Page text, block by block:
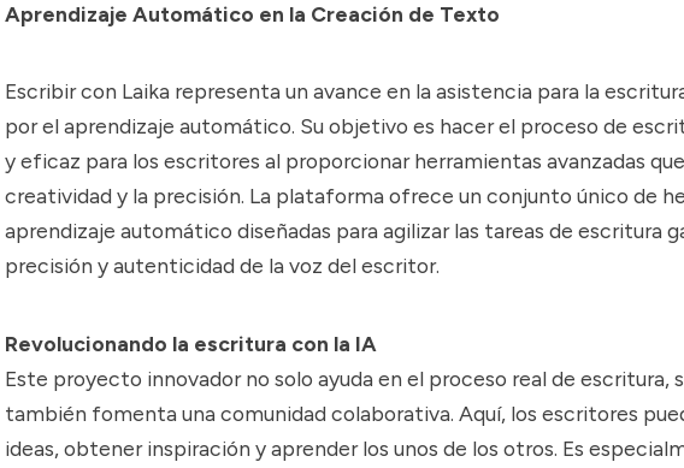
Aprendizaje Automático en la Creación de Texto
Escribir con Laika representa un avance en la asistencia para la
por el aprendizaje automático. Su objetivo es hacer el proceso de
y eficaz para los escritores al proporcionar herramientas avanzadas
creatividad y la precisión. La plataforma ofrece un conjunto único de
aprendizaje automático diseñadas para agilizar las tareas de escritura
precisión y autenticidad de la voz del escritor.
Revolucionando la escritura con la IA
Este proyecto innovador no solo ayuda en el proceso real de escritura,
también fomenta una comunidad colaborativa. Aquí, los escritores
ideas, obtener inspiración y aprender los unos de los otros. Es